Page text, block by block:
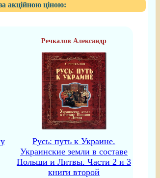
акційною ціною:
Речкалов Александр
Русь: путь к Украине.
Украинские земли в составе
Польши и Литвы. Части 2 и 3
книги второй